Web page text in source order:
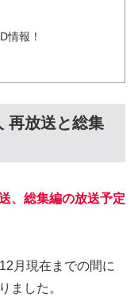
情報！
再放送と総集
、総集編の放送予定
月現在までの間に
ました。